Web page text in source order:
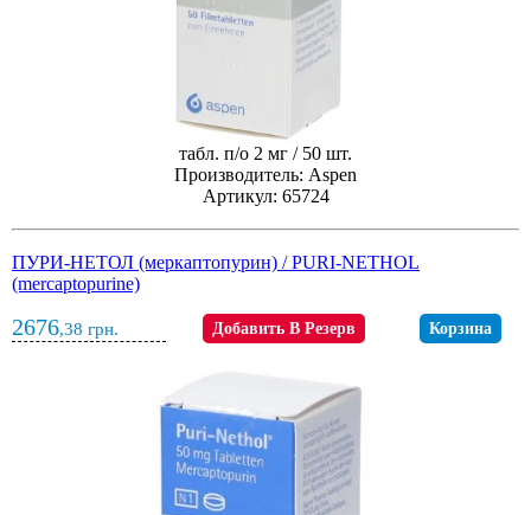
табл. п/о 2 мг / 50 шт.
Производитель: Aspen
Артикул: 65724
ПУРИ-НЕТОЛ (меркаптопурин) / PURI-NETHOL
(mercaptopurine)
2676,38 грн. Добавить В Резерв Корзина